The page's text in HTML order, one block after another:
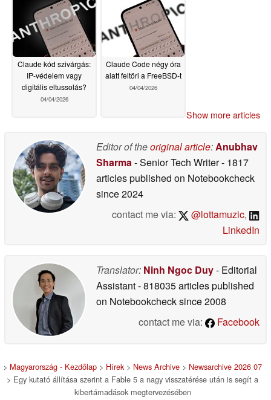
Claude kód szivárgás:
IP-védelem vagy
digitális eltussolás?
04/04/2026
Claude Code négy óra
alatt feltöri a FreeBSD-t
04/04/2026
Show more articles
Editor of theoriginal article:Anubhav
Sharma- Senior Tech Writer- 1817
articles published on Notebookcheck
since 2024
contact me via:
@lottamuzic,
LinkedIn
Translator: Ninh Ngoc Duy- Editorial
Assistant- 818035 articles published
on Notebookchecksince 2008
contact me via:
Facebook
> Magyarország - Kezdőlap > Hírek> News Archive > Newsarchive 2026 07
> Egy kutató állítása szerint a Fable 5 a nagy visszatérése után is segít a
kibertámadások megtervezésében